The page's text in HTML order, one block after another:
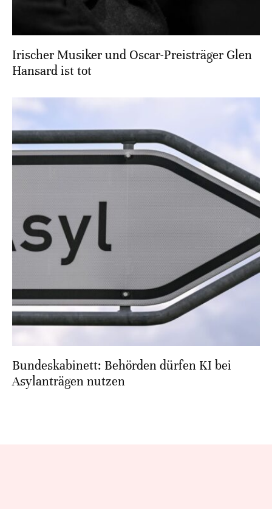
Irischer Musiker und Oscar-Preisträger Glen
Hansard ist tot
Bundeskabinett: Behörden dürfen KI bei
Asylanträgen nutzen